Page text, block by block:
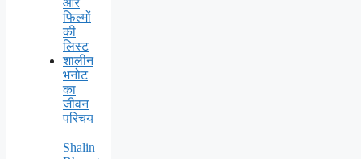
फिल्मों
की
लिस्ट
शालीन
भनोट
का
जीवन
परिचय
|
Shalin